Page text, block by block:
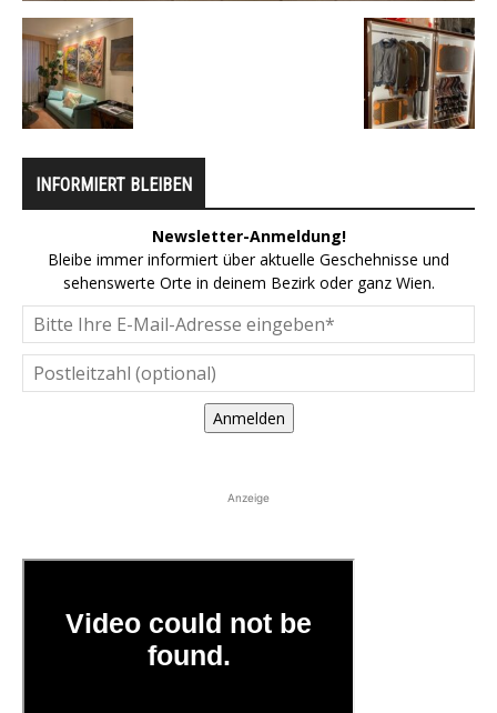
INFORMIERT BLEIBEN
Newsletter-Anmeldung!
Bleibe immer informiert über aktuelle Geschehnisse und
sehenswerte Orte in deinem Bezirk oder ganz Wien.
Anmelden
Anzeige